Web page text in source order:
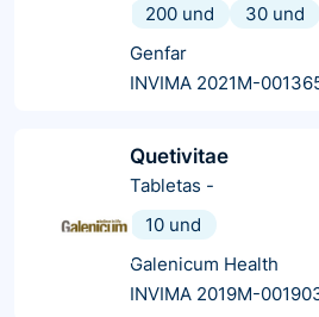
200 und
30 und
Genfar
INVIMA 2021M-
Quetivitae
Tabletas -
10 und
Galenicum Health
INVIMA 2019M-